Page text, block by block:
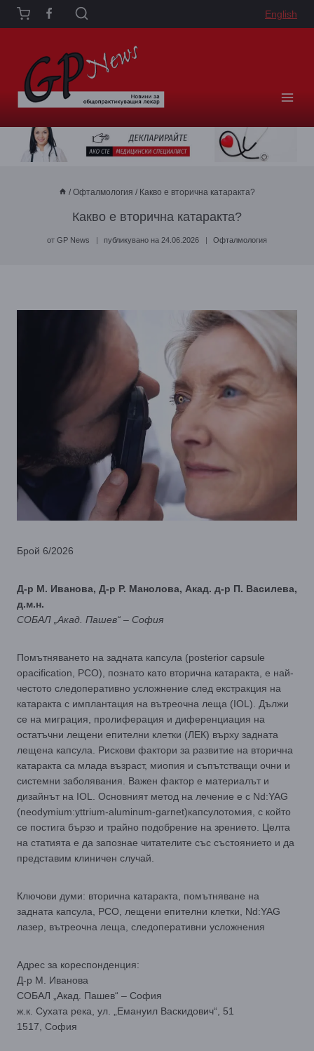
Към
съдържанието
English
/ Офталмология / Какво е вторична катаракта?
Какво е вторична катаракта?
от GP News публикувано на 24.06.2026 Офталмология
Брой 6/2026
Д-р М. Иванова, Д-р P. Манолова, Акад. д-р П. Василева,
д.м.н.
СОБАЛ „Акад. Пашев“ – София
Помътняването на задната капсула (posterior capsule
opacification, PCO), познато като вторична катаракта, е най-
честото следоперативно усложнение след екстракция на
катаракта с имплантация на вътреочна леща (IOL). Дължи
се на миграция, пролиферация и диференциация на
остатъчни лещени епителни клетки (ЛЕК) върху задната
лещена капсула. Рискови фактори за развитие на вторична
катаракта са млада възраст, миопия и съпътстващи очни и
системни заболявания. Важен фактор е материалът и
дизайнът на IOL. Основният метод на лечение е с Nd:YAG
(neodymium:yttrium-aluminum-garnet)капсулотомия, с който
се постига бързо и трайно подобрение на зрението. Целта
на статията е да запознае читателите със състоянието и да
представим клиничен случай.
Ключови думи: вторична катаракта, помътняване на
задната капсула, PCO, лещени епителни клетки, Nd:YAG
лазер, вътреочна леща, следоперативни усложнения
Адрес за кореспонденция:
Д-р М. Иванова
СОБАЛ „Акад. Пашев“ – София
ж.к. Сухата река, ул. „Емануил Васкидович“, 51
1517, София